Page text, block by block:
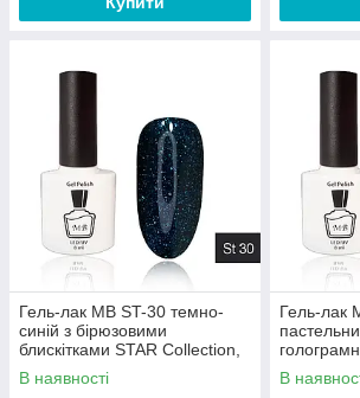
Гель-лак MB ST-30 темно-
синій з бірюзовими
блискітками STAR Collection,
блискітки 8 мл
В наявності
Гель-лак
блискітки
В